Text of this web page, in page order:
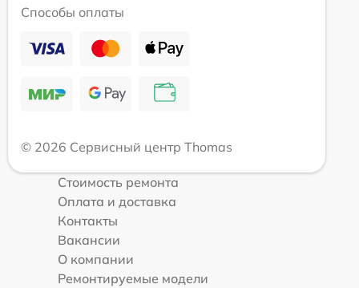
Способы оплаты
© 2026 Сервисный центр Thomas
Стоимость ремонта
Оплата и доставка
Контакты
Вакансии
О компании
Ремонтируемые модели